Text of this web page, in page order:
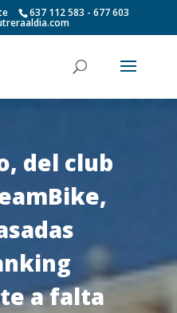
637 112 583 - 677 603
del club
a falta